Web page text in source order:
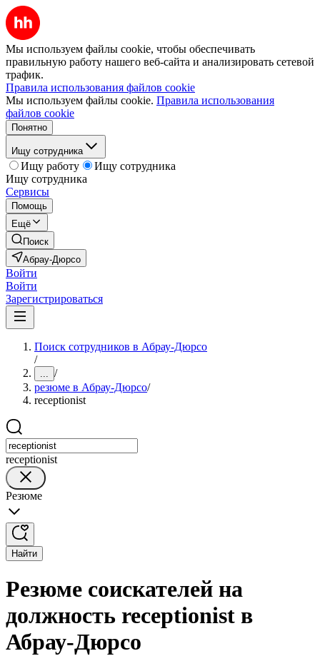
Мы используем файлы cookie, чтобы обеспечивать
правильную работу нашего веб-сайта и анализировать сетевой
трафик.
Правила использования файлов cookie
Мы используем файлы cookie. Правила использования
файлов cookie
Понятно
Ищу сотрудника
Ищу работу
Ищу сотрудника
Ищу сотрудника
Сервисы
Помощь
Ещё
Поиск
Абрау-Дюрсо
Войти
Войти
Зарегистрироваться
Поиск сотрудников в Абрау-Дюрсо
/
... /
резюме в Абрау-Дюрсо/
receptionist
receptionist
Резюме
Найти
Резюме соискателей на
должность receptionist в
Абрау-Дюрсо